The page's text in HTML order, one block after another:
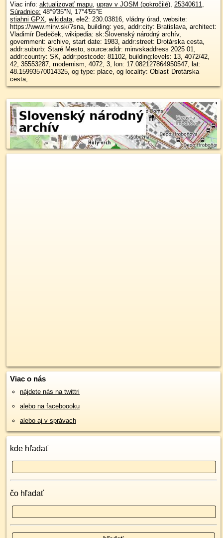
Viac info: aktualizovať mapu, uprav v JOSM (pokročilé), 25340611,
Súradnice: 48°9'35"N, 17°4'55"E
stiahni GPX, wikidata, ele2: 230.03816, vládny úrad, website:
https://www.minv.sk/?sna, building: yes, addr:city: Bratislava, architect:
Vladimír Dedeček, wikipedia: sk:Slovenský národný archív,
government: archive, start date: 1983, addr:street: Drotárska cesta,
addr:suburb: Staré Mesto, source:addr: minvskaddress 2025 01,
addr:country: SK, addr:postcode: 81102, building:levels: 13, 4072/42,
42, 35553287, modernism, 4072, 3, lon: 17.082127864950547, lat:
48.15993570014325, og type: place, og locality: Oblasť Drotárska
cesta,
Viac o nás
nájdete nás na twittri
alebo na faceboooku
alebo aj v správach
kde hľadať
čo hľadať